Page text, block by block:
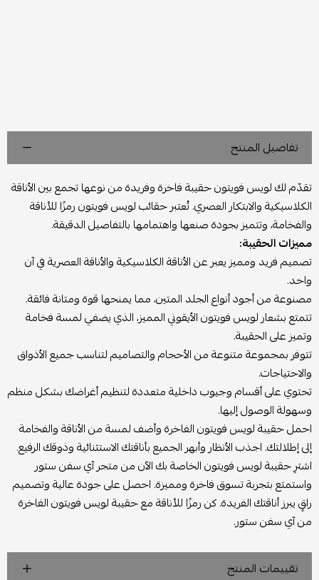
تفاصيل المنتج
تقدّم لك لويس فويتون حقيبة فاخرة وفريدة من نوعها تجمع بين الأناقة
الكلاسيكية والابتكار العصري. تُعتبر حقائب لويس فويتون رمزًا للأناقة
والفخامة، وتتميز بجودة صنعها واهتمامها بالتفاصيل الدقيقة.
مميزات الحقيبة:
تصميم فريد ومميز يعبر عن الأناقة الكلاسيكية والأناقة العصرية في آن
واحد.
مصنوعة من أجود أنواع الجلد المتين، مما يمنحها قوة ومتانة فائقة.
تتمتع بشعار لويس فويتون الأيقوني المميز، الذي يضفي لمسة فخامة
وتميز على الحقيبة.
تتوفر بمجموعة متنوعة من الأحجام والتصاميم لتناسب جميع الأذواق
والاحتياجات.
تحتوي على أقسام وجيوب داخلية متعددة لتنظيم أغراضك بشكل منظم
وسهولة الوصول إليها.
احمل حقيبة لويس فويتون الفاخرة وأضف لمسة من الأناقة والفخامة
إلى إطلالتك. اجذب الأنظار وأبهر الجميع بأناقتك الاستثنائية وذوقك الرفيع.
اشترِ حقيبة لويس فويتون الخاصة بك الآن من متجر آي سفن ستور
واستمتع بتجربة تسوق فاخرة ومميزة. احصل على جودة عالية وتصميم
راقٍ يبرز أناقتك الفريدة. كن رمزًا للأناقة مع حقيبة لويس فويتون الفاخرة
من آي سفن ستور.
تقييمات المنتج